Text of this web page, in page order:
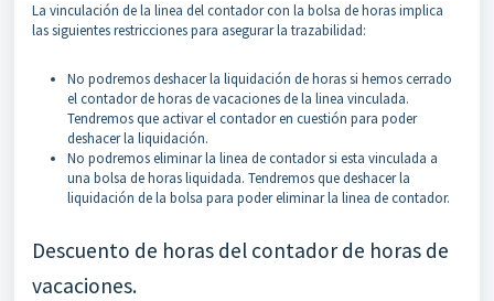
La vinculación de la linea del contador con la bolsa de horas implica
las siguientes restricciones para asegurar la trazabilidad:
No podremos deshacer la liquidación de horas si hemos cerrado
el contador de horas de vacaciones de la linea vinculada.
Tendremos que activar el contador en cuestión para poder
deshacer la liquidación.
No podremos eliminar la linea de contador si esta vinculada a
una bolsa de horas liquidada. Tendremos que deshacer la
liquidación de la bolsa para poder eliminar la linea de contador.
Descuento de horas del contador de horas de
vacaciones.